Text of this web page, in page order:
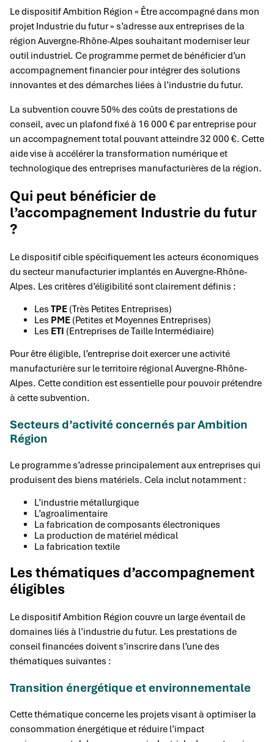
Le dispositif Ambition Région « Être accompagné dans mon
projet Industrie du futur » s’adresse aux entreprises de la
région Auvergne-Rhône-Alpes souhaitant moderniser leur
outil industriel. Ce programme permet de bénéficier d’un
accompagnement financier pour intégrer des solutions
innovantes et des démarches liées à l’industrie du futur.
La subvention couvre 50% des coûts de prestations de
conseil, avec un plafond fixé à 16 000 € par entreprise pour
un accompagnement total pouvant atteindre 32 000 €. Cette
aide vise à accélérer la transformation numérique et
technologique des entreprises manufacturières de la région.
Qui peut bénéficier de
l’accompagnement Industrie du futur
?
Le dispositif cible spécifiquement les acteurs économiques
du secteur manufacturier implantés en Auvergne-Rhône-
Alpes. Les critères d’éligibilité sont clairement définis :
Les TPE (Très Petites Entreprises)
Les PME (Petites et Moyennes Entreprises)
Les ETI (Entreprises de Taille Intermédiaire)
Pour être éligible, l’entreprise doit exercer une activité
manufacturière sur le territoire régional Auvergne-Rhône-
Alpes. Cette condition est essentielle pour pouvoir prétendre
à cette subvention.
Secteurs d’activité concernés par Ambition
Région
Le programme s’adresse principalement aux entreprises qui
produisent des biens matériels. Cela inclut notamment :
L’industrie métallurgique
L’agroalimentaire
La fabrication de composants électroniques
La production de matériel médical
La fabrication textile
Les thématiques d’accompagnement
éligibles
Le dispositif Ambition Région couvre un large éventail de
domaines liés à l’industrie du futur. Les prestations de
conseil financées doivent s’inscrire dans l’une des
thématiques suivantes :
Transition énergétique et environnementale
Cette thématique concerne les projets visant à optimiser la
consommation énergétique et réduire l’impact